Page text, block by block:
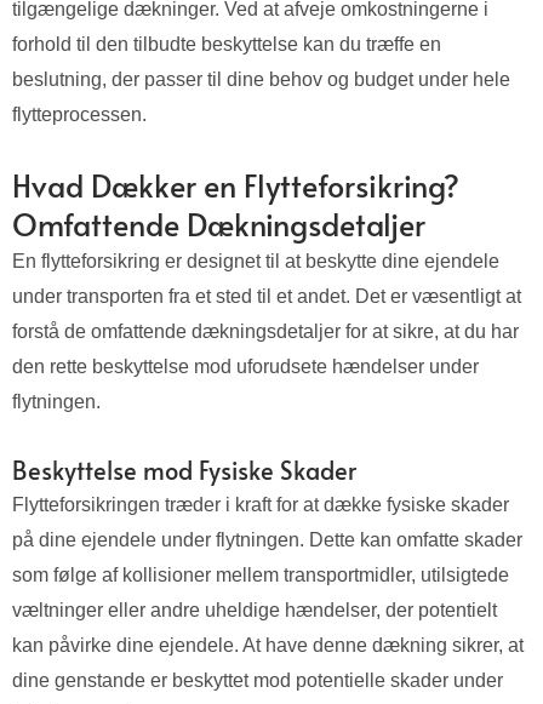
tilgængelige dækninger. Ved at afveje omkostningerne i
forhold til den tilbudte beskyttelse kan du træffe en
beslutning, der passer til dine behov og budget under hele
flytteprocessen.
Hvad Dækker en Flytteforsikring?
Omfattende Dækningsdetaljer
En flytteforsikring er designet til at beskytte dine ejendele
under transporten fra et sted til et andet. Det er væsentligt at
forstå de omfattende dækningsdetaljer for at sikre, at du har
den rette beskyttelse mod uforudsete hændelser under
flytningen.
Beskyttelse mod Fysiske Skader
Flytteforsikringen træder i kraft for at dække fysiske skader
på dine ejendele under flytningen. Dette kan omfatte skader
som følge af kollisioner mellem transportmidler, utilsigtede
væltninger eller andre uheldige hændelser, der potentielt
kan påvirke dine ejendele. At have denne dækning sikrer, at
dine genstande er beskyttet mod potentielle skader under